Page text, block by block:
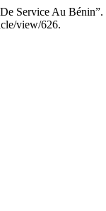
Service Au Bénin”.
view/626.